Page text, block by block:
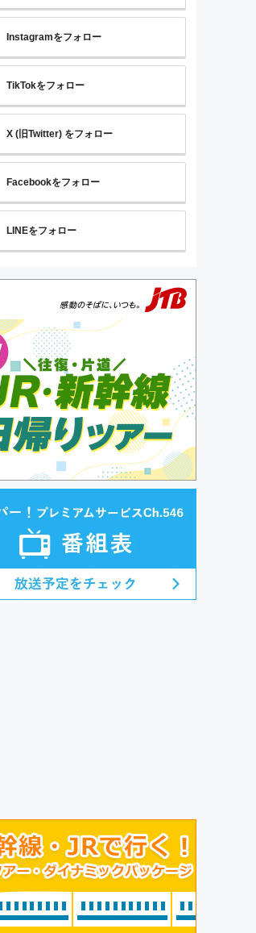
Instagramをフォロー
TikTokをフォロー
X (旧Twitter) をフォロー
Facebookをフォロー
LINEをフォロー